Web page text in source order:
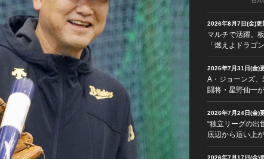
2026年8月7日(金)更
マルチで活躍。
「燃えよドラゴ
2026年7月31日(金)
A・ジョーンズ、
闘将・星野仙一
2026年7月24日(金)
“独立リーグの出
底辺から這い上
2026年7月17日(金)